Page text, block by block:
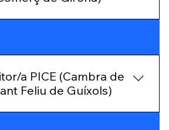
a PICE (Cambra de
Feliu de Guíxols)
d/1M2aPiHaCHNWnt9w1